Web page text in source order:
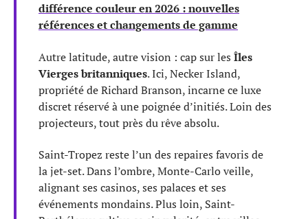
différence couleur en 2026 : nouvelles
références et changements de gamme
Autre latitude, autre vision : cap sur les Îles
Vierges britanniques. Ici, Necker Island,
propriété de Richard Branson, incarne ce luxe
discret réservé à une poignée d’initiés. Loin des
projecteurs, tout près du rêve absolu.
Saint-Tropez reste l’un des repaires favoris de
la jet-set. Dans l’ombre, Monte-Carlo veille,
alignant ses casinos, ses palaces et ses
événements mondains. Plus loin, Saint-